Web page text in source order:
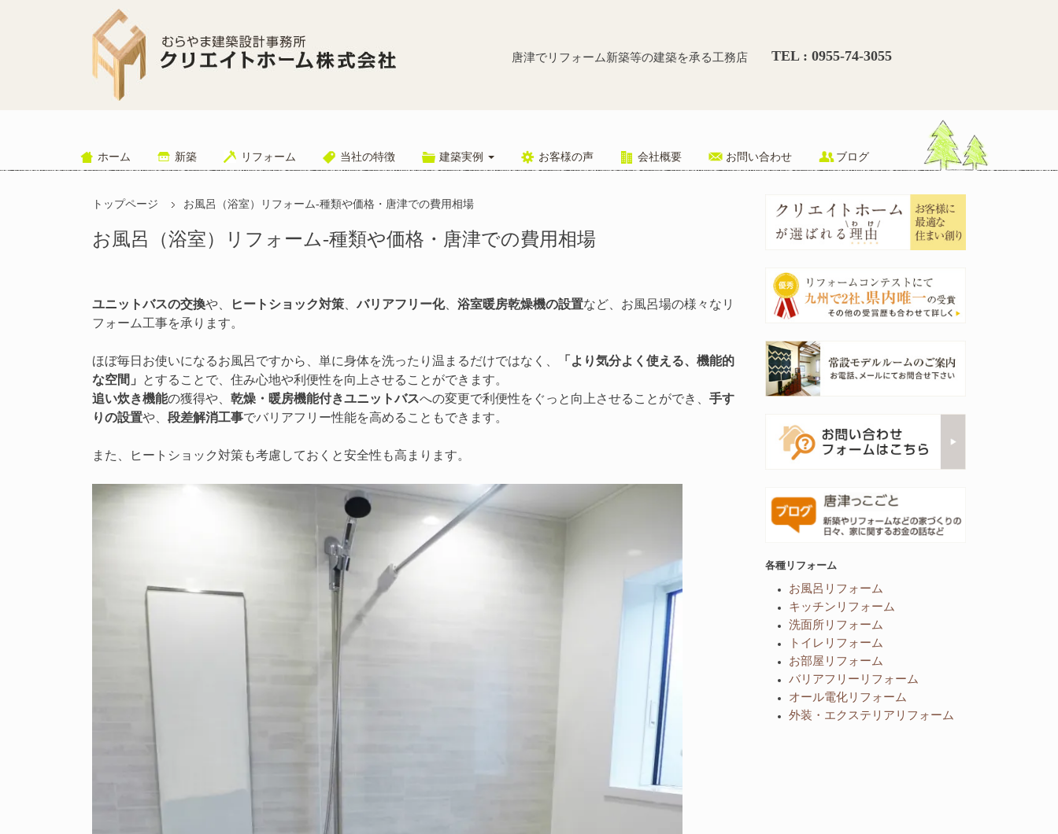
唐津でリフォーム新築等の建築を承る工務店 TEL : 0955-74-3055
ホーム 新築 リフォーム 当社の特徴 建築実例 お客様の声 会社概要 お問い合わせ ブログ
トップページ お風呂（浴室）リフォーム-種類や価格・唐津での費用相場
お風呂（浴室）リフォーム-種類や価格・唐津での費用相場
ユニットバスの交換や、 ヒートショック対策 、バリアフリー化、 浴室暖房乾燥機の設置など、お風呂場の様々なリ
フォーム工事を承ります。
ほぼ毎日お使いになるお風呂ですから、単に身体を洗ったり温まるだけではなく、
「より気分よく使える、機能的
な空間」
とすることで、住み心地や利便性を向上させることができます。
追い炊き機能の獲得や、 乾燥・暖房機能付きユニットバスへの変更で利便性をぐっと向上させることができ、 手す
りの設置や、 段差解消工事でバリアフリー性能を高めることもできます。
また、ヒートショック対策も考慮しておくと安全性も高まります。
各種リフォーム
お風呂リフォーム
キッチンリフォーム
洗面所リフォーム
トイレリフォーム
お部屋リフォーム
バリアフリーリフォーム
オール電化リフォーム
外装・エクステリアリフォーム